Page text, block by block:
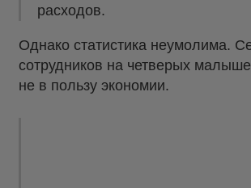
расходов.
Однако статистика неумолима.
сотрудников на четверых
не в пользу экономии.